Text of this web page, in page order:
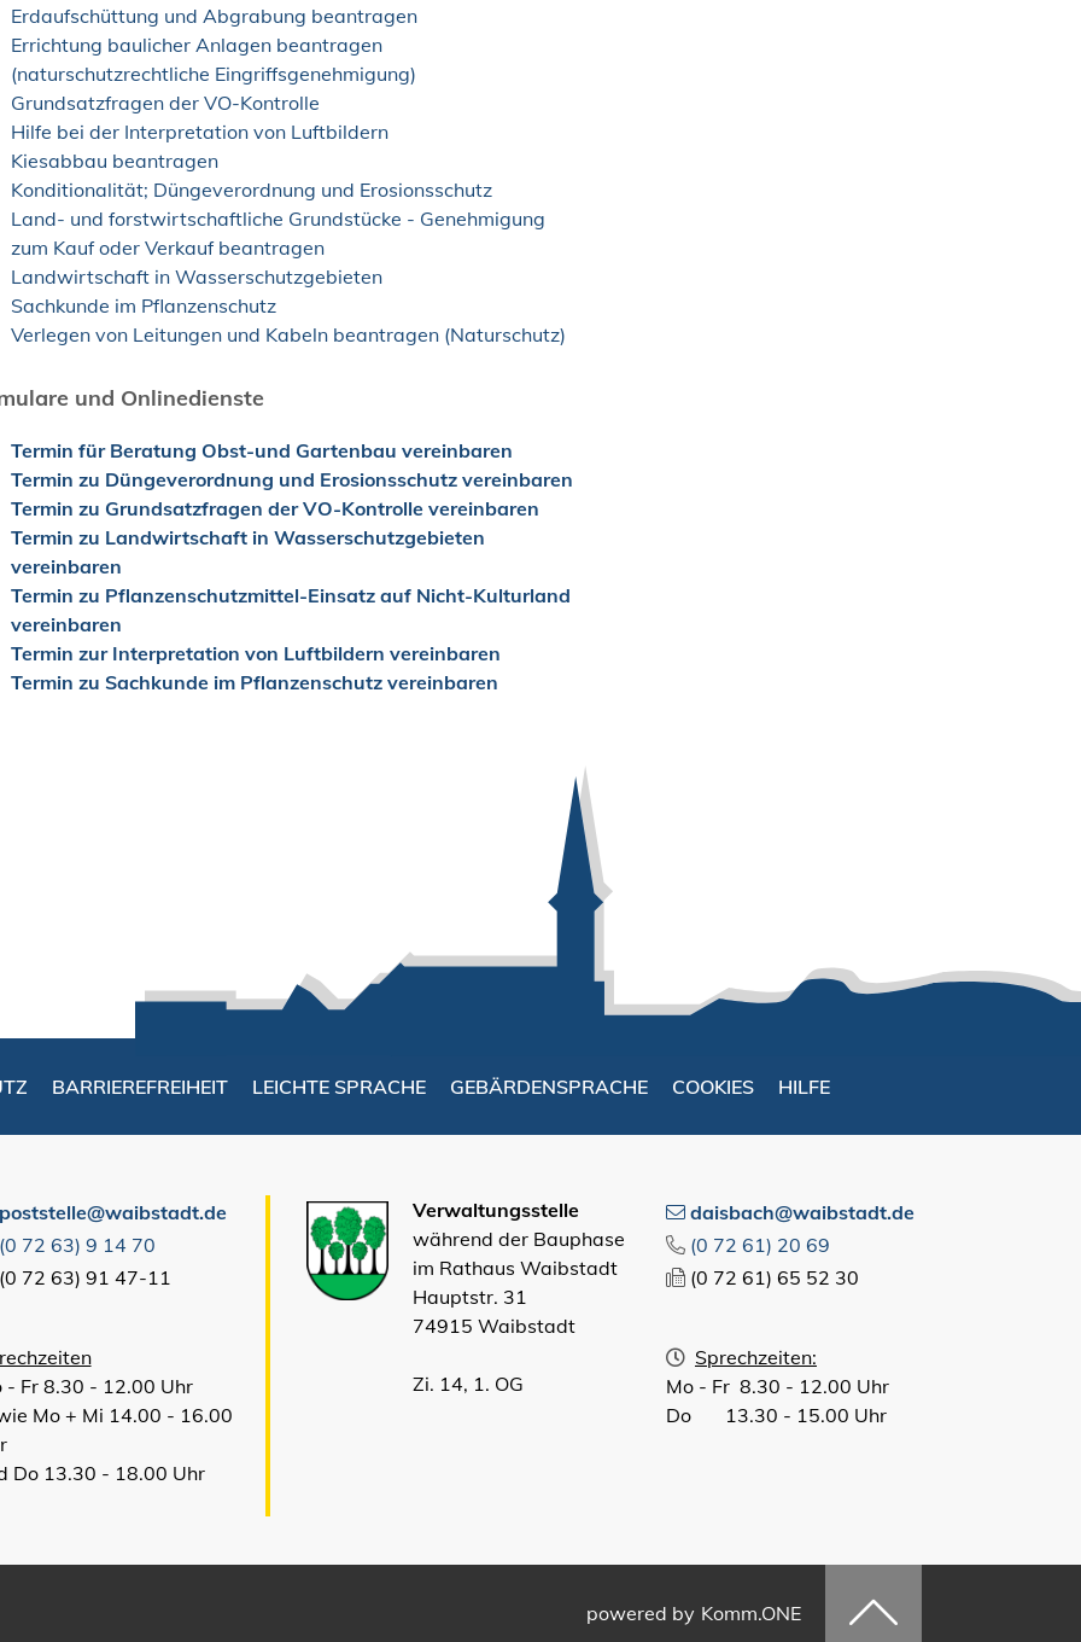
Erdaufschüttung und Abgrabung beantragen
Errichtung baulicher Anlagen beantragen
(naturschutzrechtliche Eingriffsgenehmigung)
Grundsatzfragen der VO-Kontrolle
Hilfe bei der Interpretation von Luftbildern
Kiesabbau beantragen
Konditionalität; Düngeverordnung und Erosionsschutz
Land- und forstwirtschaftliche Grundstücke - Genehmigung
zum Kauf oder Verkauf beantragen
Landwirtschaft in Wasserschutzgebieten
Sachkunde im Pflanzenschutz
Verlegen von Leitungen und Kabeln beantragen (Naturschutz)
und Onlinedienste
Termin für Beratung Obst-und Gartenbau vereinbaren
Termin zu Düngeverordnung und Erosionsschutz vereinbaren
Termin zu Grundsatzfragen der VO-Kontrolle vereinbaren
Termin zu Landwirtschaft in Wasserschutzgebieten
vereinbaren
Termin zu Pflanzenschutzmittel-Einsatz auf Nicht-Kulturland
vereinbaren
Termin zur Interpretation von Luftbildern vereinbaren
Termin zu Sachkunde im Pflanzenschutz vereinbaren
BARRIEREFREIHEIT LEICHTE SPRACHE GEBÄRDENSPRACHE COOKIES HILFE
72 63) 9 14 70
72 63) 91 47-11
- Fr 8.30 - 12.00 Uhr
Mo + Mi 14.00 - 16.00
Do 13.30 - 18.00 Uhr
Verwaltungsstelle
während der Bauphase
im Rathaus Waibstadt
Hauptstr. 31
74915 Waibstadt
Zi. 14, 1. OG
daisbach@waibstadt.de
(0 72 61) 20 69
(0 72 61) 65 52 30
Sprechzeiten:
Mo - Fr 8.30 - 12.00 Uhr
Do 13.30 - 15.00 Uhr
powered by Komm.ONE